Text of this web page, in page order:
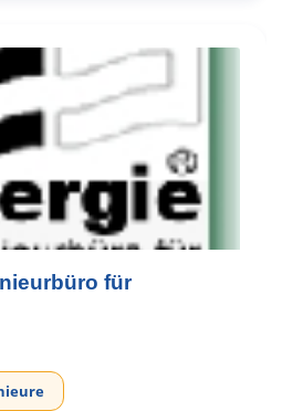
für